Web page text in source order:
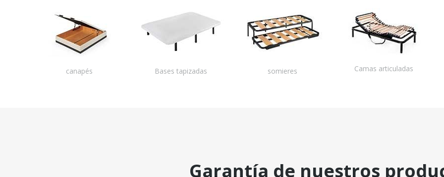
canapés Bases tapizadas somieres Camas articuladas
Garantía de nuestros